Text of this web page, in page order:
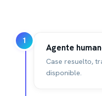
1
Agente
Case resuelto,
disponible.